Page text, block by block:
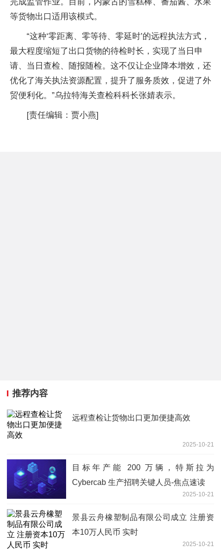
等货物出口适用该模式。
“这种‘零距离、零等待、零延时’的远程执法方式，
最大程度缩短了出口货物的待检时长，实现了当日申
请、当日查检、随报随检。这不仅让企业降本增效，还
优化了海关执法资源配置，提升了服务质效，促进了外
贸便利化。”乌拉特海关查检科科长张婧表示。
[责任编辑：贾小燕]
推荐内容
远程查检让货物出口更加便捷高效
2025-10-21
目标年产能 200 万辆，特斯拉为
Cybercab 生产招聘关键人员-焦点速读
2025-10-21
景县云舟橡塑制品有限公司成立 注册资
本10万人民币 实时
2025-10-21